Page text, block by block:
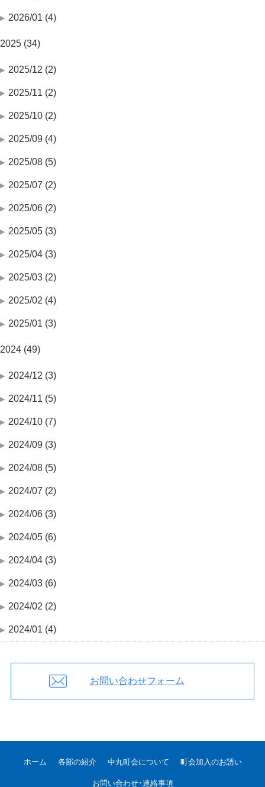
2026/01 (4)
2025 (34)
2025/12 (2)
2025/11 (2)
2025/10 (2)
2025/09 (4)
2025/08 (5)
2025/07 (2)
2025/06 (2)
2025/05 (3)
2025/04 (3)
2025/03 (2)
2025/02 (4)
2025/01 (3)
2024 (49)
2024/12 (3)
2024/11 (5)
2024/10 (7)
2024/09 (3)
2024/08 (5)
2024/07 (2)
2024/06 (3)
2024/05 (6)
2024/04 (3)
2024/03 (6)
2024/02 (2)
2024/01 (4)
お問い合わせフォーム
ホーム 各部の紹介 中丸町会について 町会加入のお誘い
お問い合わせ･連絡事項